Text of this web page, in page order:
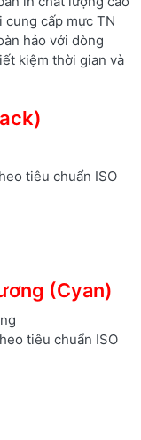
cấp mực TN
hảo với dòng
kiệm thời gian và
tiêu chuẩn ISO
(Cyan)
tiêu chuẩn ISO